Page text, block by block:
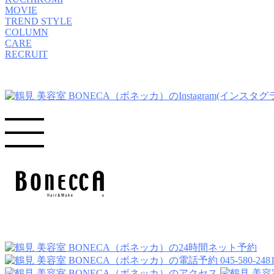
MOVIE
TREND STYLE
COLUMN
CARE
RECRUIT
045-580-